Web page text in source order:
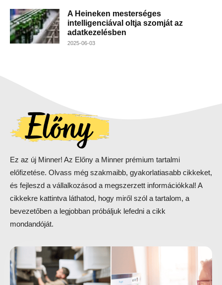
A Heineken mesterséges
intelligenciával oltja szomját az
adatkezelésben
2025-06-03
Ez az új Minner! Az Előny a Minner prémium tartalmi
előfizetése. Olvass még szakmaibb, gyakorlatiasabb cikkeket,
és fejleszd a vállalkozásod a megszerzett információkkal! A
cikkekre kattintva láthatod, hogy miről szól a tartalom, a
bevezetőben a legjobban próbáljuk lefedni a cikk
mondandóját.